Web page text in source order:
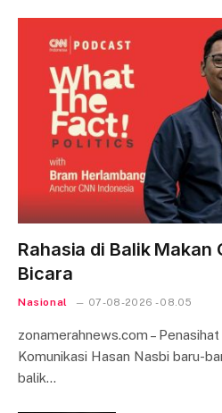
Rahasia di Balik Makan
Bicara
Nasional 07-08-2026 - 08.05
zonamerahnews.com –
Komunikasi Hasan Nasbi baru-
balik…